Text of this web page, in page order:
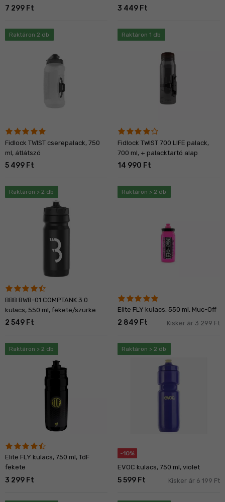
7 299 Ft 3 449 Ft
Raktáron 2 db
Fidlock TWIST cserepalack, 750
ml, átlátszó
5 499 Ft
Raktáron 1 db
Fidlock TWIST 700 LIFE palack,
700 ml, + palacktartó alap
14 990 Ft
Raktáron > 2 db
BBB BWB-01 COMPTANK 3.0
kulacs, 550 ml, fekete/szürke
2 549 Ft
Raktáron > 2 db
Elite FLY kulacs, 550 ml, Muc-Off
2 849 Ft Kisker ár 3 299 Ft
Raktáron > 2 db
Elite FLY kulacs, 750 ml, TdF
fekete
3 299 Ft
Raktáron > 2 db
-10%
EVOC kulacs, 750 ml, violet
5 599 Ft Kisker ár 6 199 Ft